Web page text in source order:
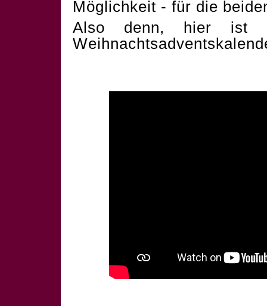
Möglichkeit - für die
Also denn, hier ist